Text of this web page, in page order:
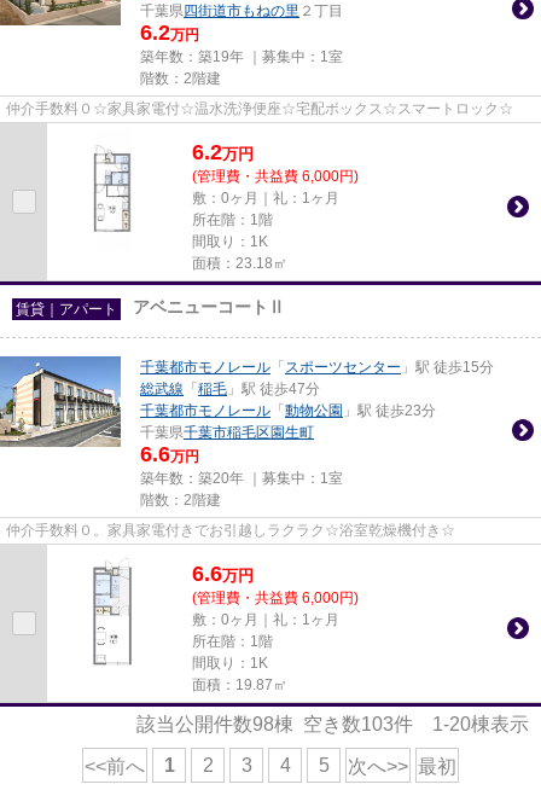
千葉県四街道市もねの里 ２丁目
6.2万円
築年数：築19年 ｜募集中： 1室
階数：2階建
仲介手数料０☆家具家電付☆温水洗浄便座☆宅配ボックス☆スマートロック☆
6.2万円
(管理費・共益費 6,000円)
敷：0ヶ月｜礼：1ヶ月
所在階：1階
間取り：1K
面積：23.18㎡
賃貸｜アパート アベニューコートⅡ
千葉都市モノレール 「 スポーツセンター 」駅 徒歩15分
総武線 「 稲毛 」駅 徒歩47分
千葉都市モノレール 「 動物公園 」駅 徒歩23分
千葉県千葉市稲毛区 園生町
6.6万円
築年数：築20年 ｜募集中： 1室
階数：2階建
仲介手数料０。家具家電付きでお引越しラクラク☆浴室乾燥機付き☆
6.6万円
(管理費・共益費 6,000円)
敷：0ヶ月｜礼：1ヶ月
所在階：1階
間取り：1K
面積：19.87㎡
該当公開件数98棟 空き数103件 1-20棟表示
<<前へ 1 2 3 4 5 次へ>> 最初